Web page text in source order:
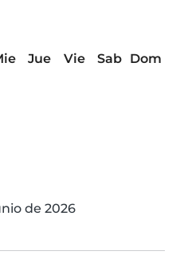
Jue Vie Sab
Dom
de 2026